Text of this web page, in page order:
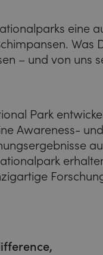
eine
Was
– und von uns
Park
Awareness-